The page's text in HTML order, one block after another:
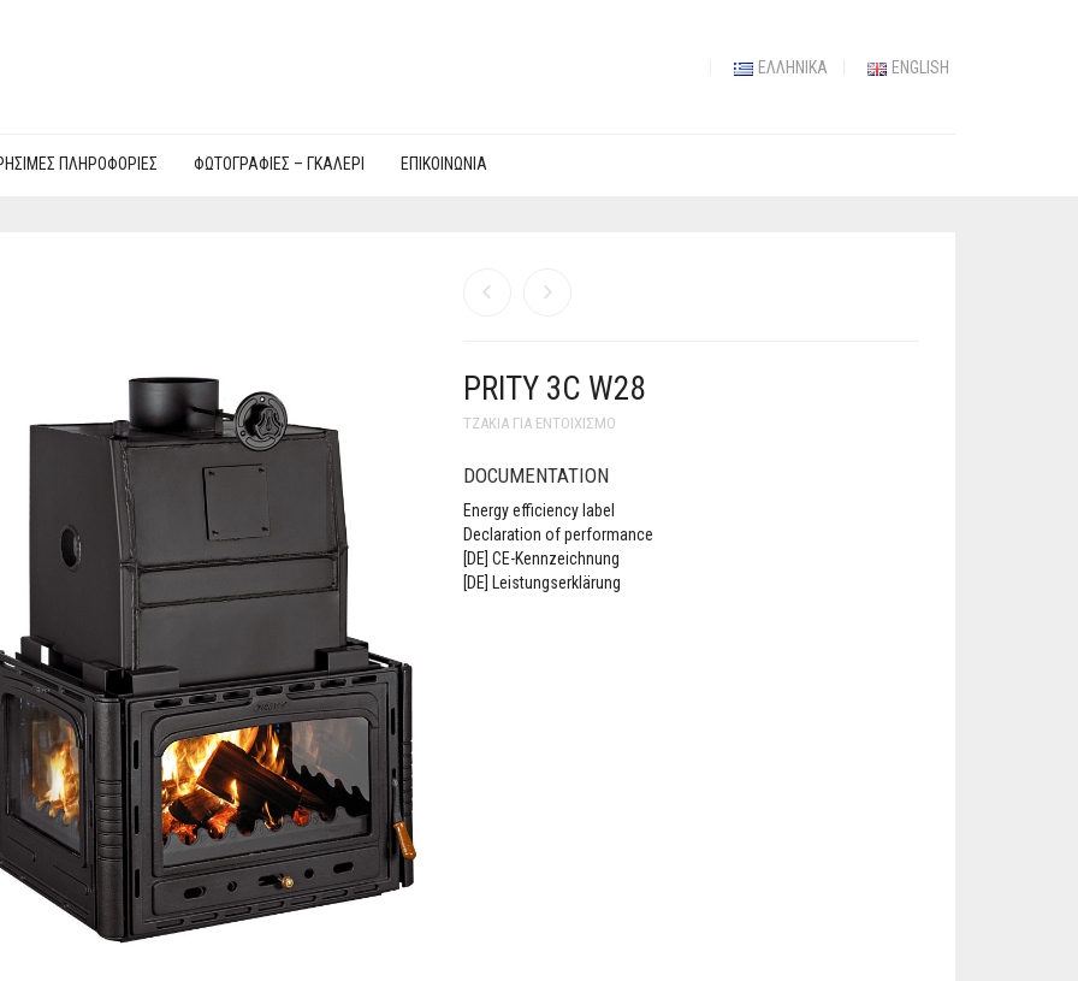
ΕΛΛΗΝΙΚΆ ENGLISH
ΠΛΗΡΟΦΟΡΊΕΣ ΦΩΤΟΓΡΑΦΙΕΣ – ΓΚΑΛΕΡΊ ΕΠΙΚΟΙΝΩΝΊΑ
PRITY 3C W28
ΤΖΆΚΙΑ ΓΙΑ ΕΝΤΟΙΧΙΣΜΌ
DOCUMENTATION
Energy efficiency label
Declaration of performance
[DE] CE-Kennzeichnung
[DE] Leistungserklärung